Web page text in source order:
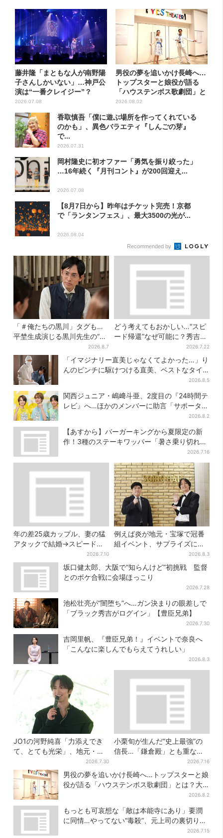
藤井隆「まともな人が南野陽
子さんしかいない」…神戸公
演は“一番クレイジー”？
2026.07.08
男役の夢を追いかけ長崎へ…
トップスターと娘役が語る
「ハウステンボス歌劇団」と
は？...
2026.08.02
香取慎吾「僕に遊ぶ場所を作ってくれている
のかも」、異色バラエティ『しんごの芽』
で...
2026.07.31
岡村隆史に初オファー「勇気を振り絞った」
…16年続く『月刊コント』が200回迎え...
2026.07.08
【8月7日から】昨年はチケット完売！京都
で「ランタンフェス」、最大3500の光が...
2026.08.04
Recommended by
「＃俺たちの黒川」タグも…
平埜生成演じる黒川先生の“退
場”にSNS悲鳴「もっと見たか
った」
2026.8.7
どう考えてもおかしい…“スピ
ード帰還”なぜ可能に？秀吉が
噂した、3人目の謀反人【豊臣
兄弟】
2026.7.22
「イマジナリー直美じゃなくてよかった…」り
んのピンチに駆けつける直美、ベストなタイ
2026.8.5
関西ジュニア・嶋﨑斗亜、2度目の『24時間テ
レビ』へ…ほかのメンバーに助言「サポーター
2026.8.2
【あすから】バーガーキングから夏限定の新
作！3種のステーキワッパー「暑さ乗り切れそ
2026.7.16
年の差25歳カップル、妻の猛
アタックで結婚→スピード離
婚に…驚きの理由は「新しい
髪型」
2026.7.10
例えば炎が地元・宝塚で冠番
組イベント、サプライズに会
場騒然「まさか本人が出てく
るとは…」
2026.8.3
坂口健太郎、大阪で“知らんけど”初挑戦 監督
とのボケ合戦に会場ほっこり
2026.7.28
池松壮亮が“闇堕ち”へ…ガン決まりの眼差しで
「ブラック秀吉がログイン」【豊臣兄弟】
2026.7.30
吉岡里帆、『豊臣兄弟！』イベントで奈良へ
「こんなに楽しんでもらえてうれしい」
2026.8.3
JO1の河野純喜「力添えでき
て、とても光栄」、地元・奈
良へ凱旋！学生時代の思い出
エピソードも
2026.7.30
小栗旬が生んだ“史上最強”の
信長…「鎌倉殿」とも重な
る、にじむ悲しみが“名人
芸”【豊臣兄弟】
2026.7.16
男役の夢を追いかけ長崎へ…トップスターと娘
役が語る「ハウステンボス歌劇団」とは？大
2026.8.2
もっとも可哀想な「敵は本能寺にあり」要潤
に同情…やってない“毒殺”、元上司の裏切り
2026.7.15